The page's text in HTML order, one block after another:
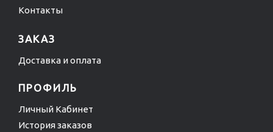
Контакты
ЗАКАЗ
Доставка и оплата
ПРОФИЛЬ
Личный Кабинет
История заказов